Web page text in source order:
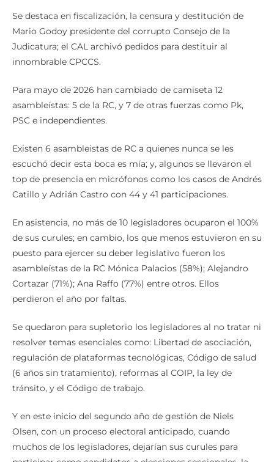
Se destaca en fiscalización, la censura y destitución de
Mario Godoy presidente del corrupto Consejo de la
Judicatura; el CAL archivó pedidos para destituir al
innombrable CPCCS.
Para mayo de 2026 han cambiado de camiseta 12
asambleístas: 5 de la RC, y 7 de otras fuerzas como Pk,
PSC e independientes.
Existen 6 asambleistas de RC a quienes nunca se les
escuchó decir esta boca es mía; y, algunos se llevaron el
top de presencia en micrófonos como los casos de Andrés
Catillo y Adrián Castro con 44 y 41 participaciones.
En asistencia, no más de 10 legisladores ocuparon el 100%
de sus curules; en cambio, los que menos estuvieron en su
puesto para ejercer su deber legislativo fueron los
asambleístas de la RC Mónica Palacios (58%); Alejandro
Cortazar (71%); Ana Raffo (77%) entre otros. Ellos
perdieron el año por faltas.
Se quedaron para supletorio los legisladores al no tratar ni
resolver temas esenciales como: Libertad de asociación,
regulación de plataformas tecnológicas, Código de salud
(6 años sin tratamiento), reformas al COIP, la ley de
tránsito, y el Código de trabajo.
Y en este inicio del segundo año de gestión de Niels
Olsen, con un proceso electoral anticipado, cuando
muchos de los legisladores, dejarían sus curules para